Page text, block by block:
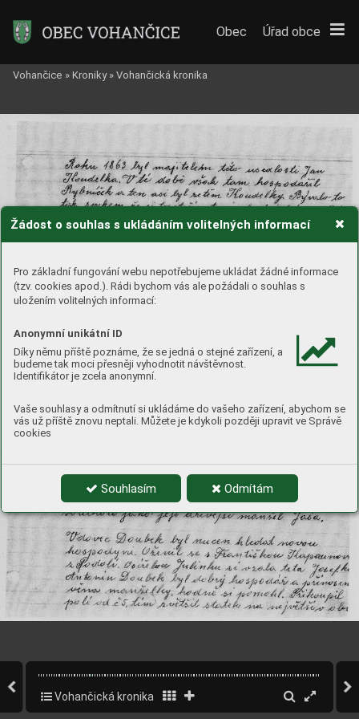
Žádost o souhlas s ukládáním volitelných informací
Pro základní fungování webu nepotřebujeme ukládat žádné informace
(tzv. cookies apod.). Rádi bychom vás ale požádali o souhlas s
uložením volitelných informací:
Anonymní unikátní ID
Díky němu příště poznáme, že se jedná o stejné zařízení, a
budeme tak moci přesněji vyhodnotit návštěvnost.
Identifikátor je zcela anonymní.
Vaše souhlasy a odmítnutí si ukládáme do vašeho zařízení, abychom se
vás už příště znovu neptali. Můžete je kdykoli později upravit ve Správě
cookies
Souhlasím Odmítám
Obec Úřad obce
Vohančice » Kroniky » Vohančická kronika
Vohančická kronika 20